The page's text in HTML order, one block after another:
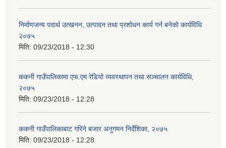
निर्माणजन्य पदार्थ उत्खनन, उत्पादन तथा प्रशोधन कार्य गर्न बनेको कार्यविधि
२०७५
मिति: 09/23/2018 - 12:30
ककनी गाउँपालिकामा एफ.एम रेडियो व्यवस्थापन तथा सञ्चालन कार्यविधि,
२०७५
मिति: 09/23/2018 - 12:28
ककनी गाउँपालिकाबाट गरिने बजार अनुगमन निर्देशिका, २०७५
मिति: 09/23/2018 - 12:28